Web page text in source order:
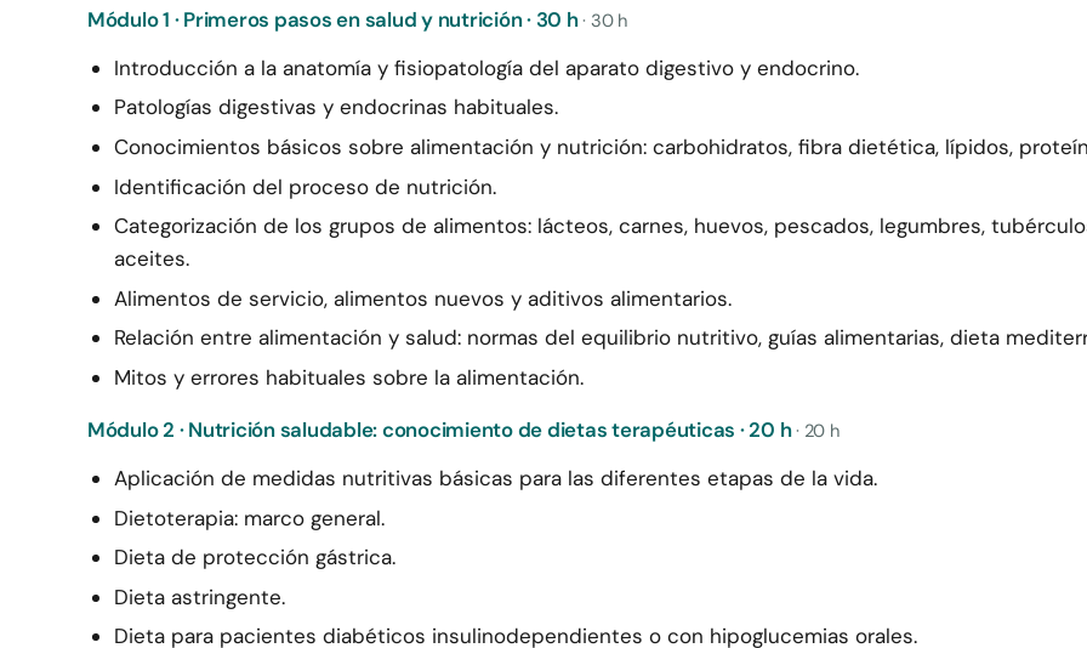
Módulo 1 · Primeros pasos en salud y nutrición · 30 h· 30 h
Introducción a la anatomía y fisiopatología del aparato digestivo y endocrino.
Patologías digestivas y endocrinas habituales.
Conocimientos básicos sobre alimentación y nutrición: carbohidratos, fibra dietética, lípidos,
Identificación del proceso de nutrición.
Categorización de los grupos de alimentos: lácteos, carnes, huevos, pescados, legumbres,
aceites.
Alimentos de servicio, alimentos nuevos y aditivos alimentarios.
Relación entre alimentación y salud: normas del equilibrio nutritivo, guías alimentarias, dieta
Mitos y errores habituales sobre la alimentación.
Módulo 2 · Nutrición saludable: conocimiento de dietas terapéuticas · 20 h· 20 h
Aplicación de medidas nutritivas básicas para las diferentes etapas de la vida.
Dietoterapia: marco general.
Dieta de protección gástrica.
Dieta astringente.
Dieta para pacientes diabéticos insulinodependientes o con hipoglucemias orales.